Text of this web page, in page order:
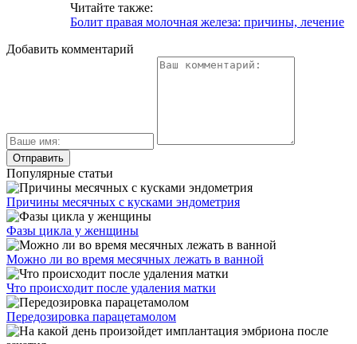
Читайте также:
Болит правая молочная железа: причины, лечение
Добавить комментарий
Популярные статьи
Причины месячных с кусками эндометрия
Фазы цикла у женщины
Можно ли во время месячных лежать в ванной
Что происходит после удаления матки
Передозировка парацетамолом